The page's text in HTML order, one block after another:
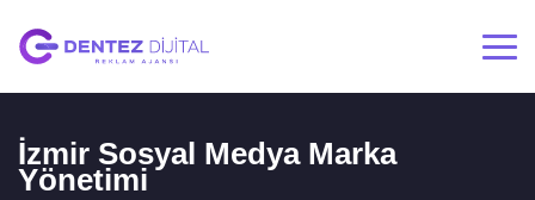
İzmir Sosyal Medya Marka
Yönetimi